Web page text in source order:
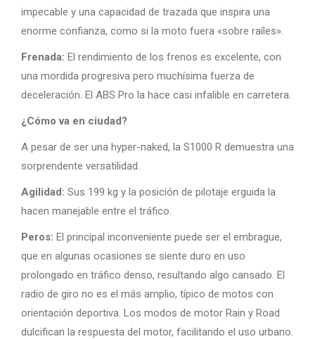
impecable y una capacidad de trazada que inspira una
enorme confianza, como si la moto fuera «sobre raíles».
Frenada: El rendimiento de los frenos es excelente, con
una mordida progresiva pero muchísima fuerza de
deceleración. El ABS Pro la hace casi infalible en carretera.
¿Cómo va en ciudad?
A pesar de ser una hyper-naked, la S1000 R demuestra una
sorprendente versatilidad.
Agilidad: Sus 199 kg y la posición de pilotaje erguida la
hacen manejable entre el tráfico.
Peros: El principal inconveniente puede ser el embrague,
que en algunas ocasiones se siente duro en uso
prolongado en tráfico denso, resultando algo cansado. El
radio de giro no es el más amplio, típico de motos con
orientación deportiva. Los modos de motor Rain y Road
dulcifican la respuesta del motor, facilitando el uso urbano.